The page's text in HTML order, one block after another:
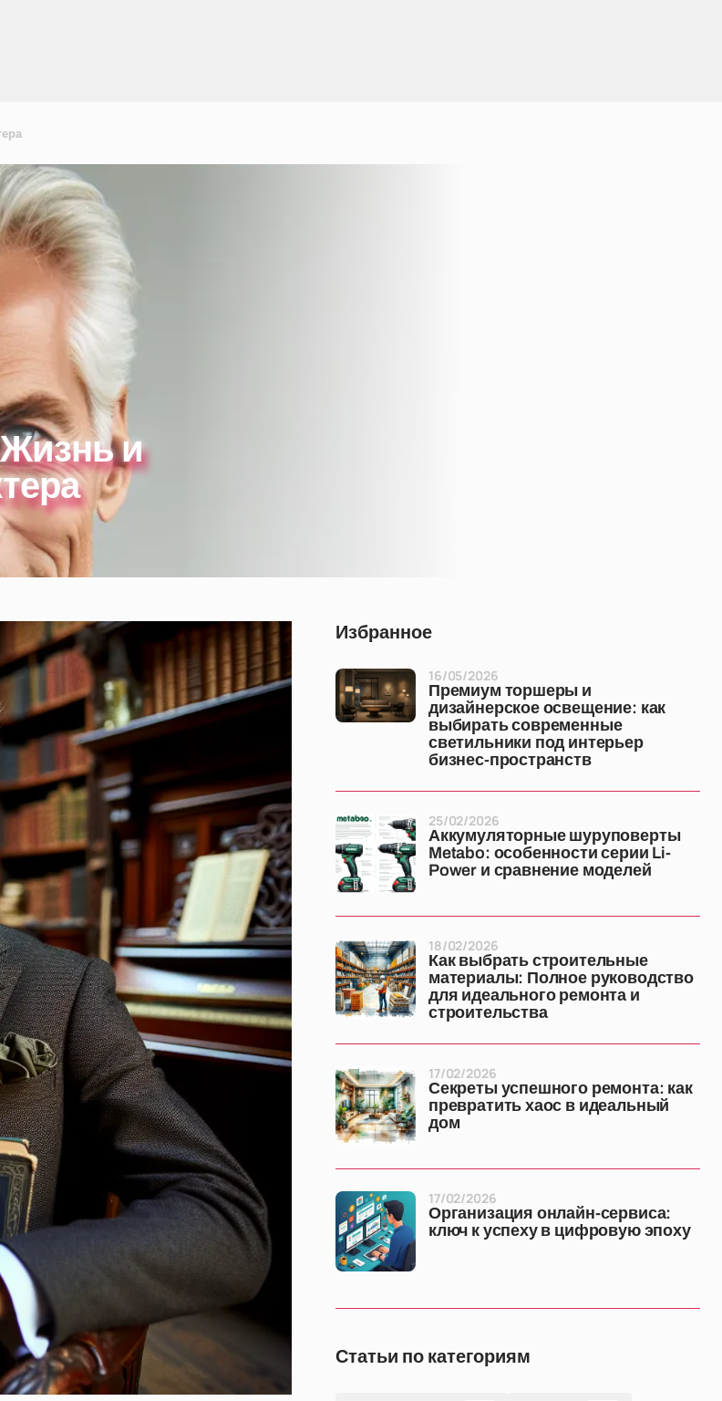
и
Избранное
Премиум торшеры и
дизайнерское освещение: как
выбирать современные
светильники под интерьер
бизнес-пространств
16/05/2026
Аккумуляторные шуруповерты
Metabo: особенности серии Li-
Power и сравнение моделей
25/02/2026
Как выбрать строительные
материалы: Полное руководство
для идеального ремонта и
строительства
18/02/2026
Секреты успешного ремонта: как
превратить хаос в идеальный
дом
17/02/2026
Организация онлайн-сервиса:
ключ к успеху в цифровую эпоху
17/02/2026
Статьи по категориям